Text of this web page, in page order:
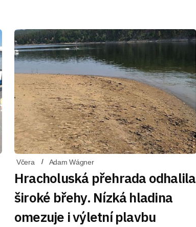
Včera Adam Wágner
Hracholuská přehrada odhalila
široké břehy. Nízká hladina
omezuje i výletní plavbu